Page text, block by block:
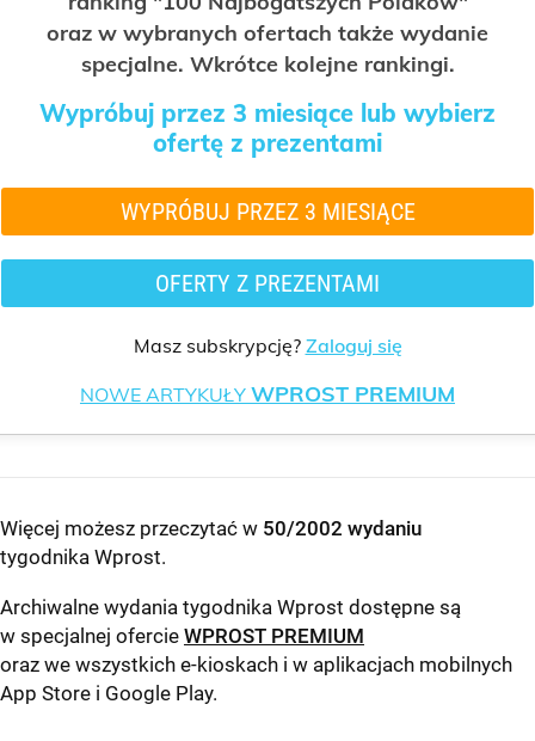
oraz w wybranych ofertach także wydanie
specjalne. Wkrótce kolejne rankingi.
Wypróbuj przez 3 miesiące lub wybierz
ofertę z prezentami
WYPRÓBUJ PRZEZ 3 MIESIĄCE
OFERTY Z PREZENTAMI
Masz subskrypcję? Zaloguj się
NOWE ARTYKUŁY WPROST PREMIUM
Więcej możesz przeczytać w 50/2002 wydaniu
tygodnika Wprost.
Archiwalne wydania tygodnika Wprost dostępne są
w specjalnej ofercie WPROST PREMIUM
oraz we wszystkich e-kioskach i w aplikacjach mobilnych
App Store i Google Play.